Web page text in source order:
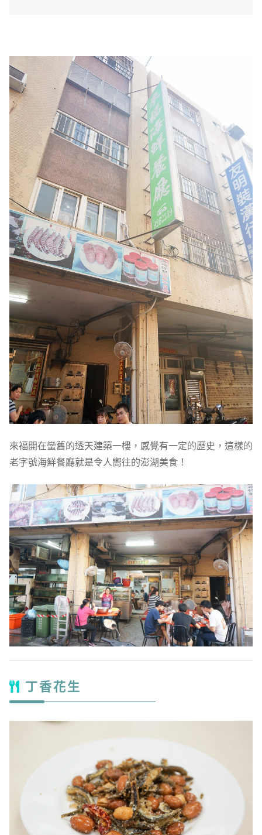
來福開在蠻舊的透天建築一樓，感覺有一定的歷史，這樣的
老字號海鮮餐廳就是令人嚮往的澎湖美食！
丁香花生